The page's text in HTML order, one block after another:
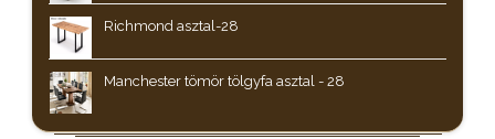
Richmond asztal-28
Manchester tömör tölgyfa asztal - 28